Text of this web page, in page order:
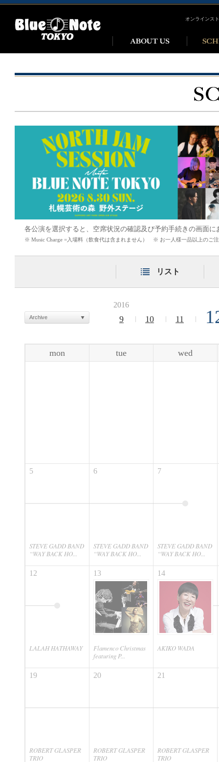
オンラインス
各公演を選択すると、空席状況の確認及び予約手続きの画面に
※ Music Charge =入場料（飲食代は含まれません） ※ お一人様一品以上のご
リスト
2016
9 10 11
Archive
mon tue wed
5
STEVE GADD BAND
“WAY BACK HO...
6
STEVE GADD BAND
“WAY BACK HO...
7
STEVE GADD BAND
“WAY BACK HO...
12
LALAH HATHAWAY
13
Flamenco Christmas
featuring P...
14
AKIKO WADA
19
ROBERT GLASPER
TRIO
20
ROBERT GLASPER
TRIO
21
ROBERT GLASPER
TRIO